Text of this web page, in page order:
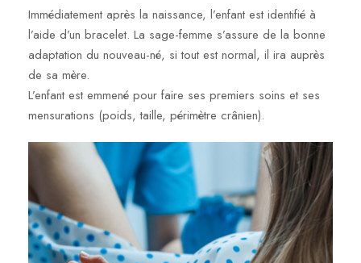
Immédiatement après la naissance, l’enfant est identifié à
l’aide d’un bracelet. La sage-femme s’assure de la bonne
adaptation du nouveau-né, si tout est normal, il ira auprès
de sa mère.
L’enfant est emmené pour faire ses premiers soins et ses
mensurations (poids, taille, périmètre crânien).